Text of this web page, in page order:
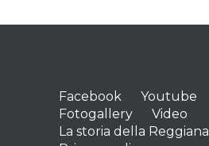
Facebook Youtube
Fotogallery
Video
La storia della Reggiana